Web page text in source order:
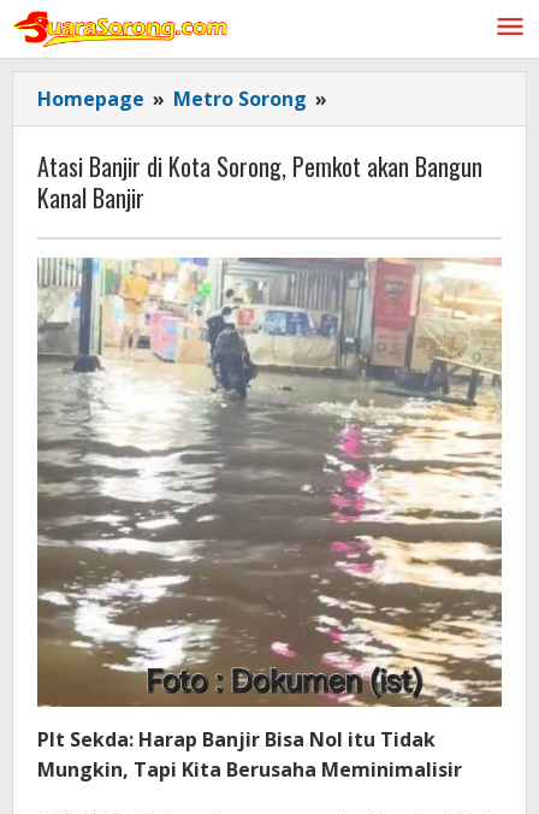
Lewati
konten
Homepage » Metro Sorong »
Banjir
di
Kota
Pemkot
akan
Bangun
Kanal
Banjir
Atasi Banjir di Kota Sorong, Pemkot akan Bangun
Kanal Banjir
Plt Sekda: Harap Banjir Bisa Nol itu Tidak
Mungkin, Tapi Kita Berusaha Meminimalisir